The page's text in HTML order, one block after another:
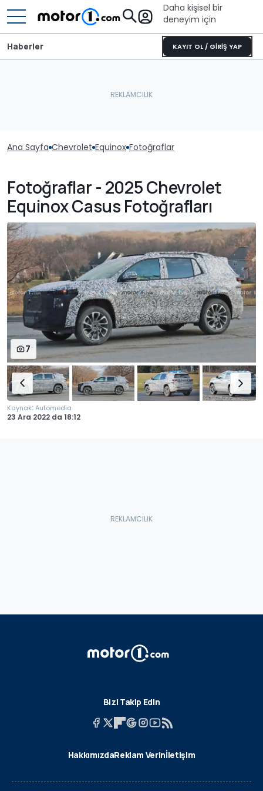
Daha kişisel bir
deneyim için
KAYIT OL / GİRİŞ YAP
Haberler
Ana Sayfa Chevrolet Equinox Fotoğraflar
Fotoğraflar - 2025 Chevrolet
Equinox Casus Fotoğrafları
7
Kaynak:Automedia
23 Ara 2022 da 18:12
Bizi Takip Edin
HakkımızdaReklam Verinİletişim